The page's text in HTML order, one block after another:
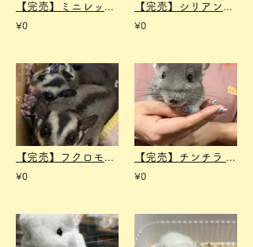
【完売】ミニレッキス ブロークンオレンジ メス
¥0
【完売】シリアンハムスター ノーマル メス
¥0
【完売】フクロモモンガ ノーマル オス
¥0
【完売】チンチラ バイオレット オス
¥0